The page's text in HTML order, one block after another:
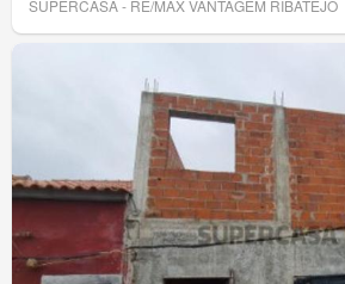
SUPERCASA - RE/MAX VANTAGEM RIBATEJO